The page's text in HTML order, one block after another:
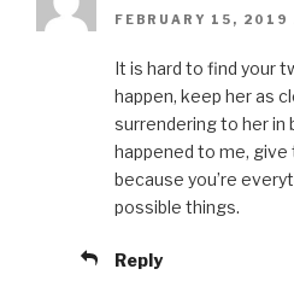
FEBRUARY 15, 2019
It is hard to find your
happen, keep her as
surrendering to her in
happened to me,
because you’re
possible things.
Reply